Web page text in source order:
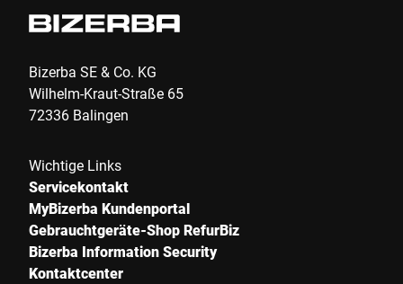
PLZ *
Stadt *
Bizerba SE & Co. KG
Wilhelm-Kraut-Straße 65
72336 Balingen
Wichtige Links
Servicekontakt
MyBizerba Kundenportal
Gebrauchtgeräte-Shop RefurBiz
Bizerba Information Security
Kontaktcenter